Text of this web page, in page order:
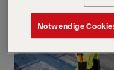
Notwendige